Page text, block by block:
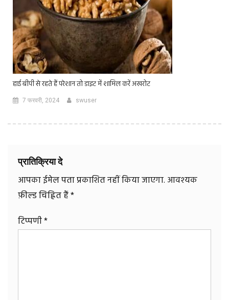
हाई बीपी से रहते हैं परेशान तो डाइट में शामिल करें अखरोट
7 फरवरी, 2024 swuser
प्रातिक्रिया दे
आपका ईमेल पता प्रकाशित नहीं किया जाएगा. आवश्यक
फ़ील्ड चिह्नित हैं*
टिप्पणी*